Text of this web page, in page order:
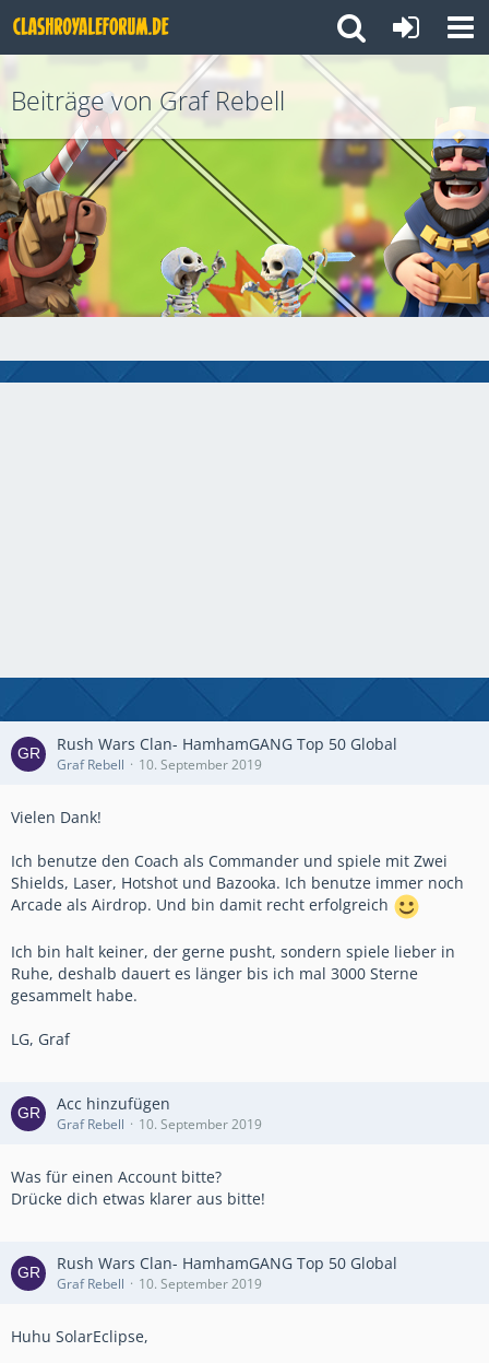
Beiträge von Graf Rebell
Rush Wars Clan- HamhamGANG Top 50 Global
Graf Rebell 10. September 2019
Vielen Dank!
Ich benutze den Coach als Commander und spiele mit Zwei
Shields, Laser, Hotshot und Bazooka. Ich benutze immer noch
Arcade als Airdrop. Und bin damit recht erfolgreich
Ich bin halt keiner, der gerne pusht, sondern spiele lieber in
Ruhe, deshalb dauert es länger bis ich mal 3000 Sterne
gesammelt habe.
LG, Graf
Acc hinzufügen
Graf Rebell 10. September 2019
Was für einen Account bitte?
Drücke dich etwas klarer aus bitte!
Rush Wars Clan- HamhamGANG Top 50 Global
Graf Rebell 10. September 2019
Huhu SolarEclipse,